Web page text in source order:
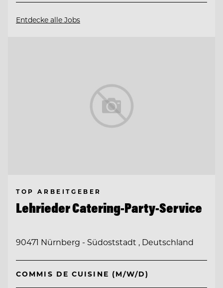
Entdecke alle Jobs
TOP ARBEITGEBER
Lehrieder Catering-Party-Service
90471 Nürnberg - Südoststadt , Deutschland
COMMIS DE CUISINE (M/W/D)